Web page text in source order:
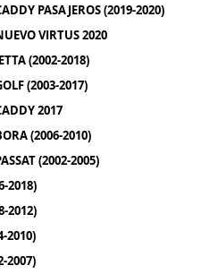
PASAJEROS (2019-2020)
VIRTUS 2020
(2002-2018)
(2003-2017)
2017
(2006-2010)
(2002-2005)
2018)
2012)
2010)
2007)